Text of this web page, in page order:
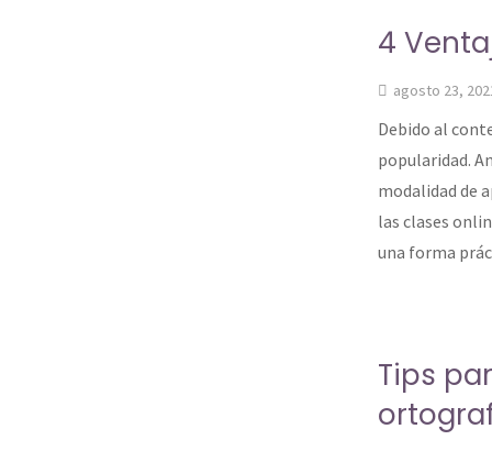
4
agosto 23,
Debido al
popularidad.
modalidad de
las clases
una forma
Tips